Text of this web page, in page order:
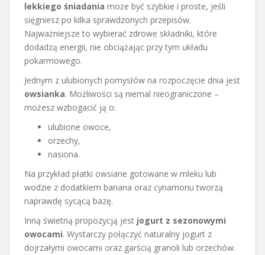
lekkiego śniadania może być szybkie i proste, jeśli
sięgniesz po kilka sprawdzonych przepisów.
Najważniejsze to wybierać zdrowe składniki, które
dodadzą energii, nie obciążając przy tym układu
pokarmowego.
Jednym z ulubionych pomysłów na rozpoczęcie dnia jest
owsianka. Możliwości są niemal nieograniczone –
możesz wzbogacić ją o:
ulubione owoce,
orzechy,
nasiona.
Na przykład płatki owsiane gotowane w mleku lub
wodzie z dodatkiem banana oraz cynamonu tworzą
naprawdę sycącą bazę.
Inną świetną propozycją jest jogurt z sezonowymi
owocami. Wystarczy połączyć naturalny jogurt z
dojrzałymi owocami oraz garścią granoli lub orzechów.